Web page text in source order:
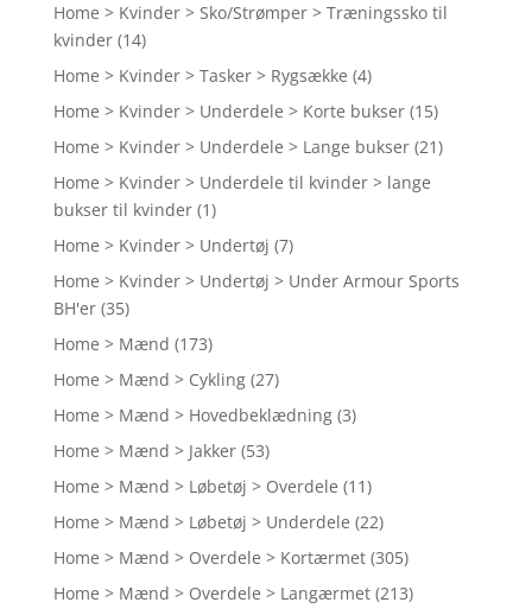
Home > Kvinder > Sko/Strømper > Træningssko til
kvinder (14)
Home > Kvinder > Tasker > Rygsække (4)
Home > Kvinder > Underdele > Korte bukser (15)
Home > Kvinder > Underdele > Lange bukser (21)
Home > Kvinder > Underdele til kvinder > lange
bukser til kvinder (1)
Home > Kvinder > Undertøj (7)
Home > Kvinder > Undertøj > Under Armour Sports
BH'er (35)
Home > Mænd (173)
Home > Mænd > Cykling (27)
Home > Mænd > Hovedbeklædning (3)
Home > Mænd > Jakker (53)
Home > Mænd > Løbetøj > Overdele (11)
Home > Mænd > Løbetøj > Underdele (22)
Home > Mænd > Overdele > Kortærmet (305)
Home > Mænd > Overdele > Langærmet (213)